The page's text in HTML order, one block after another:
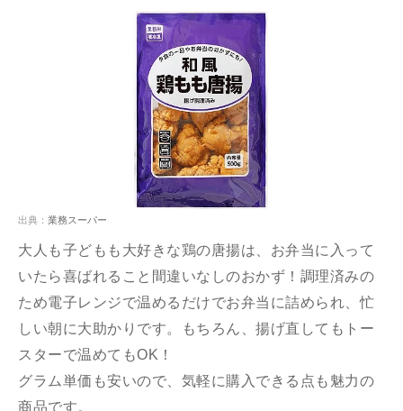
出典： 業務スーパー
大人も子どもも大好きな鶏の唐揚は、お弁当に入って
いたら喜ばれること間違いなしのおかず！調理済みの
ため電子レンジで温めるだけでお弁当に詰められ、忙
しい朝に大助かりです。もちろん、揚げ直してもトー
スターで温めてもOK！
グラム単価も安いので、気軽に購入できる点も魅力の
商品です。